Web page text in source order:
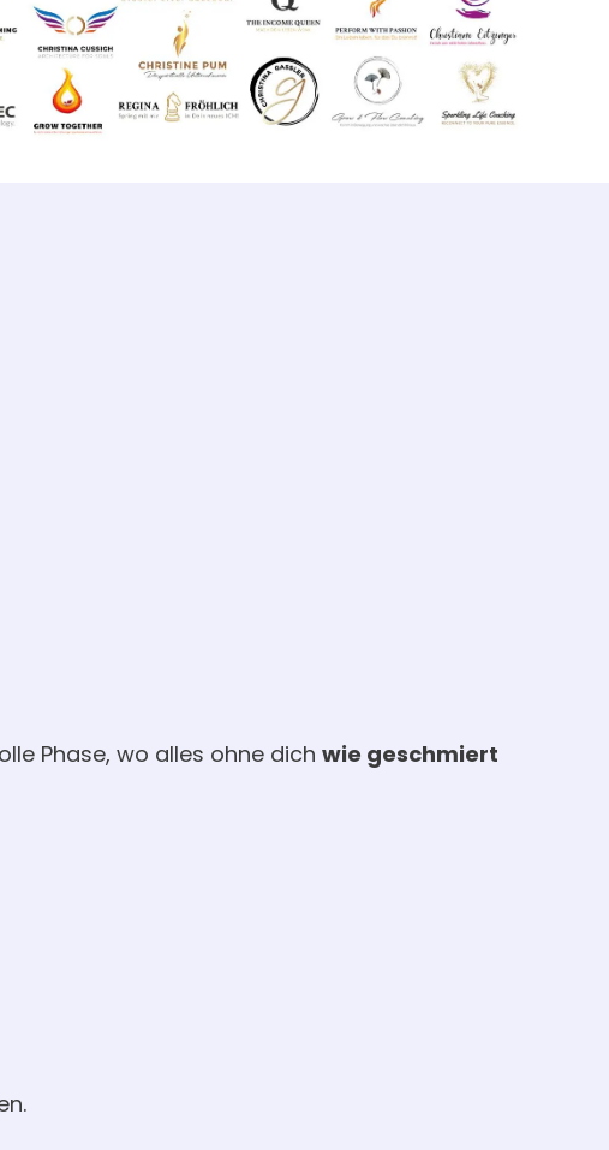
Phase, wo alles ohne dich wie geschmiert